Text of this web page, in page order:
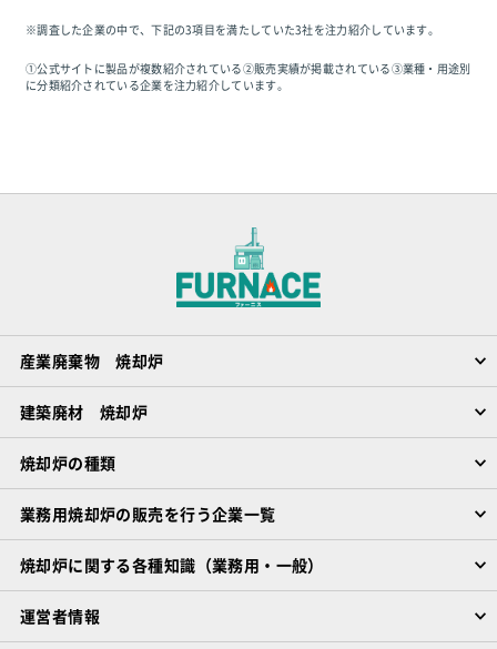
※調査した企業の中で、下記の3項目を満たしていた3社を注力紹介しています。
①公式サイトに製品が複数紹介されている②販売実績が掲載されている③業種・用途別
に分類紹介されている企業を注力紹介しています。
産業廃棄物 焼却炉
建築廃材 焼却炉
焼却炉の種類
業務用焼却炉の販売を行う企業一覧
焼却炉に関する各種知識（業務用・一般）
運営者情報